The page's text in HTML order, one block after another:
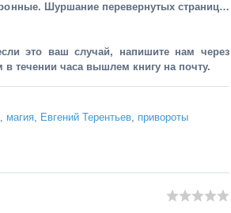
Шуршание перевернутых страниц…
это ваш случай, напишите нам через
течении часа вышлем книгу на почту.
, магия, Евгений Терентьев, привороты